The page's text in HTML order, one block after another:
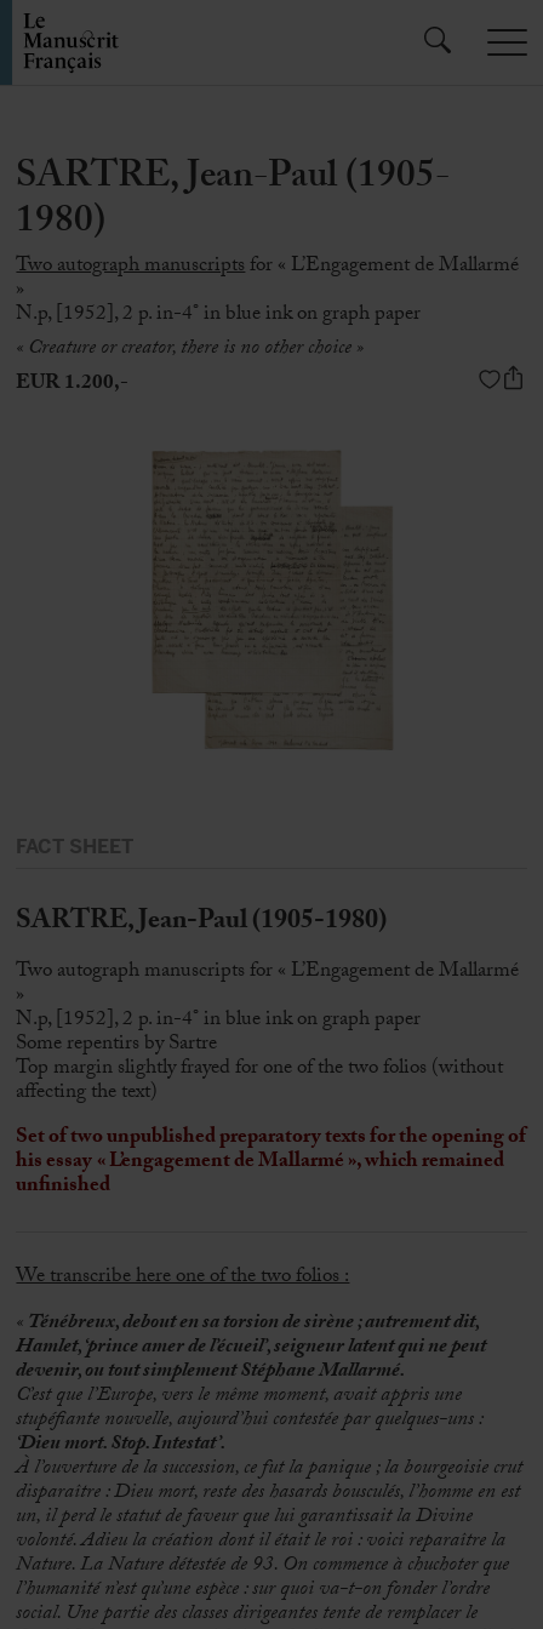
SARTRE, Jean-Paul (1905-
1980)
Two autograph manuscriptsfor « L’Engagement de Mallarmé
»
N.p, [1952], 2 p. in-4° in blue ink on graph paper
« Creature or creator, there is no other choice »
EUR 1.200,-
FACT SHEET
SARTRE, Jean-Paul (1905-1980)
Two autograph manuscripts for « L’Engagement de Mallarmé
»
N.p, [1952], 2 p. in-4° in blue ink on graph paper
Some repentirs by Sartre
Top margin slightly frayed for one of the two folios (without
affecting the text)
Set of two unpublished preparatory texts for the opening of
his essay« L’engagement de Mallarmé », which remained
unfinished
We transcribe here one of the two folios :
«Ténébreux, debout en sa torsion de sirène ; autrement dit,
Hamlet, ‘prince amer de l’écueil’, seigneur latent qui ne peut
devenir, ou tout simplement Stéphane Mallarmé.
C’est que l’Europe, vers le même moment, avait appris une
stupéfiante nouvelle, aujourd’hui contestée par quelques-uns :
‘Dieu mort. Stop. Intestat’.
À l’ouverture de la succession, ce fut la panique ; la bourgeoisie crut
disparaître : Dieu mort, reste des hasards bousculés, l’homme en est
un, il perd le statut de faveur que lui garantissait la Divine
volonté. Adieu la création dont il était le roi : voici reparaître la
Nature. La Nature détestée de 93. On commence à chuchoter que
l’humanité n’est qu’une espèce : sur quoi va-t-on fonder l’ordre
social. Une partie des classes dirigeantes tente de remplacer le